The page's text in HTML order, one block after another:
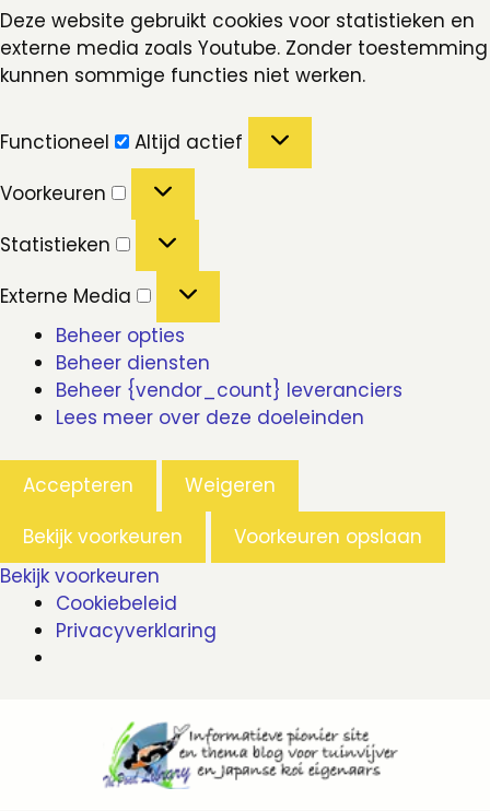
Deze website gebruikt cookies voor statistieken en
externe media zoals Youtube. Zonder toestemming
kunnen sommige functies niet werken.
Functioneel Functioneel
Altijd actief
Voorkeuren
Voorkeuren
Statistieken Statistieken
Externe Media
Externe
Beheer opties
Beheer diensten
Beheer {vendor_count} leveranciers
Lees meer over deze doeleinden
Accepteren
Weigeren
Bekijk voorkeuren
Voorkeuren opslaan
Bekijk voorkeuren
Cookiebeleid
Privacyverklaring